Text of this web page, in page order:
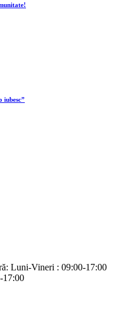
iubesc”
Luni-Vineri : 09:00-17:00
17:00